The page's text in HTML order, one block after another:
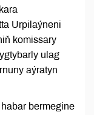
Urpilaýneni
komissary
ulag
aýratyn
bermegine